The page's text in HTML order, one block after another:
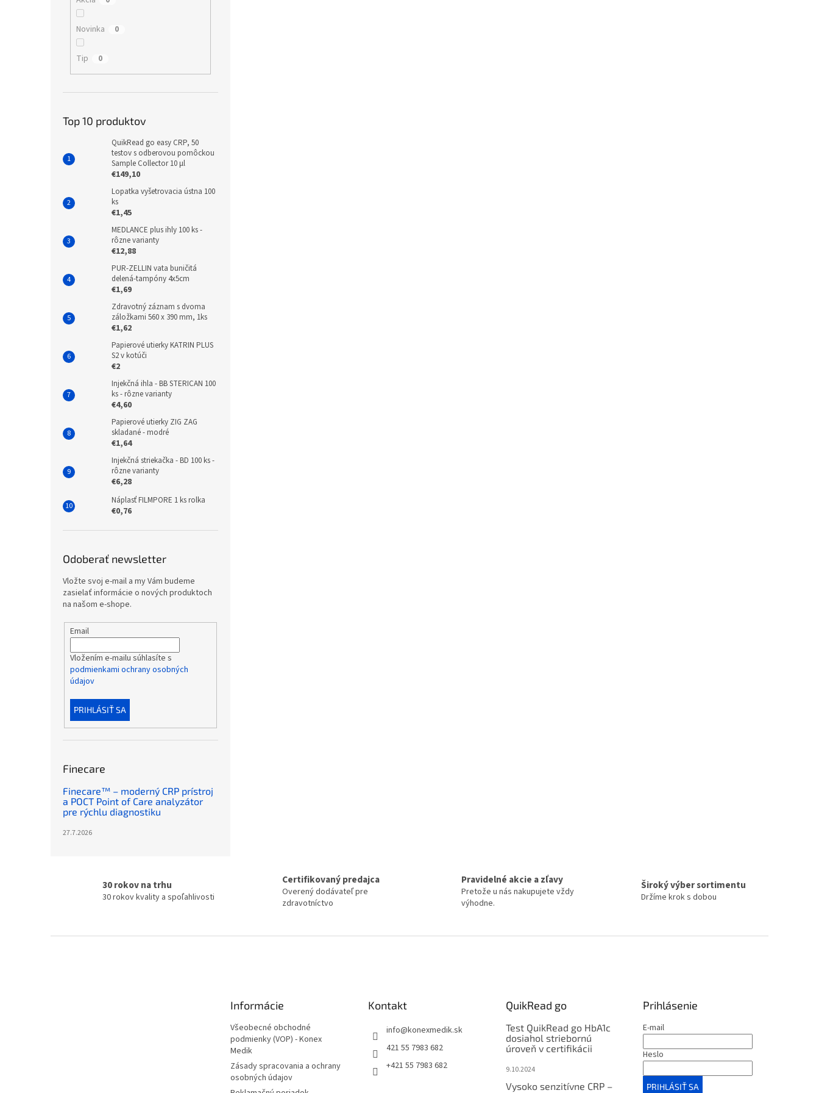
Novinka 0
Tip 0
Top 10 produktov
QuikRead go easy CRP, 50
testov s odberovou pomôckou
Sample Collector 10 µl
€149,10
Lopatka vyšetrovacia ústna 100
ks
€1,45
MEDLANCE plus ihly 100 ks -
rôzne varianty
€12,88
PUR-ZELLIN vata buničitá
delená-tampóny 4x5cm
€1,69
Zdravotný záznam s dvoma
záložkami 560 x 390 mm, 1ks
€1,62
Papierové utierky KATRIN PLUS
S2 v kotúči
€2
Injekčná ihla - BB STERICAN 100
ks - rôzne varianty
€4,60
Papierové utierky ZIG ZAG
skladané - modré
€1,64
Injekčná striekačka - BD 100 ks -
rôzne varianty
€6,28
Náplasť FILMPORE 1 ks rolka
€0,76
Odoberať newsletter
Vložte svoj e-mail a my Vám budeme
zasielať informácie o nových produktoch
na našom e-shope.
Email
Vložením e-mailu súhlasíte s
podmienkami ochrany osobných
údajov
PRIHLÁSIŤ SA
Finecare
Finecare™ – moderný CRP prístroj
a POCT Point of Care analyzátor
pre rýchlu diagnostiku
27.7.2026
30 rokov na trhu
30 rokov kvality a spoľahlivosti
Certifikovaný predajca
Overený dodávateľ pre
zdravotníctvo
Pravidelné akcie a zľavy
Pretože u nás nakupujete vždy
výhodne.
Široký výber sortimentu
Držíme krok s dobou
Informácie
Všeobecné obchodné
podmienky (VOP) - Konex
Medik
Zásady spracovania a ochrany
osobných údajov
Kontakt
info@konexmedik.sk
421 55 7983 682
+421 55 7983 682
QuikRead go
Test QuikRead go HbA1c
dosiahol striebornú
úroveň v certifikácii
9.10.2024
Vysoko senzitívne CRP –
Prihlásenie
E-mail
Heslo
PRIHLÁSIŤ SA